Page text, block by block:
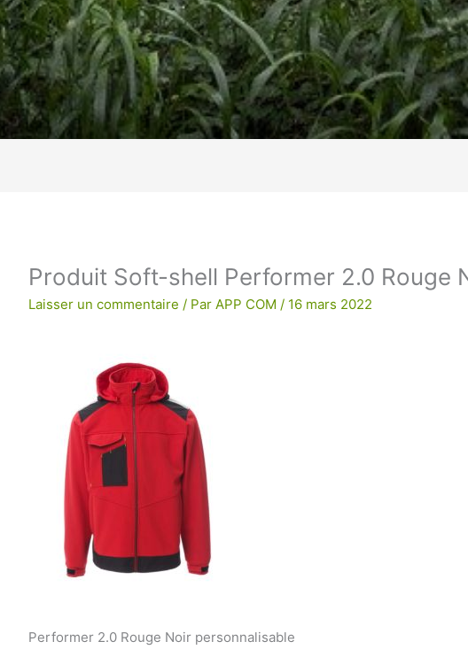
image !
EN BRODERIE POUR UNE QUALITE
Produit Soft-shell Performer 2.0 Rouge
Laisser un commentaire / ParAPP COM/ 16 mars 2022
Performer 2.0 Rouge Noir personnalisable